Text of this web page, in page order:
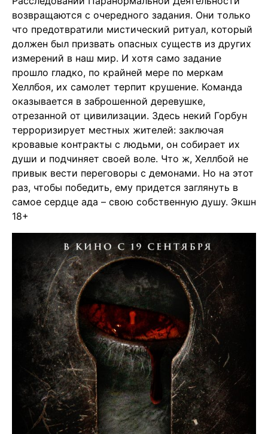
возвращаются с очередного задания. Они только
что предотвратили мистический ритуал, который
должен был призвать опасных существ из других
измерений в наш мир. И хотя само задание
прошло гладко, по крайней мере по меркам
Хеллбоя, их самолет терпит крушение. Команда
оказывается в заброшенной деревушке,
отрезанной от цивилизации. Здесь некий Горбун
терроризирует местных жителей: заключая
кровавые контракты с людьми, он собирает их
души и подчиняет своей воле. Что ж, Хеллбой не
привык вести переговоры с демонами. Но на этот
раз, чтобы победить, ему придется заглянуть в
самое сердце ада – свою собственную душу. Экшн
18+